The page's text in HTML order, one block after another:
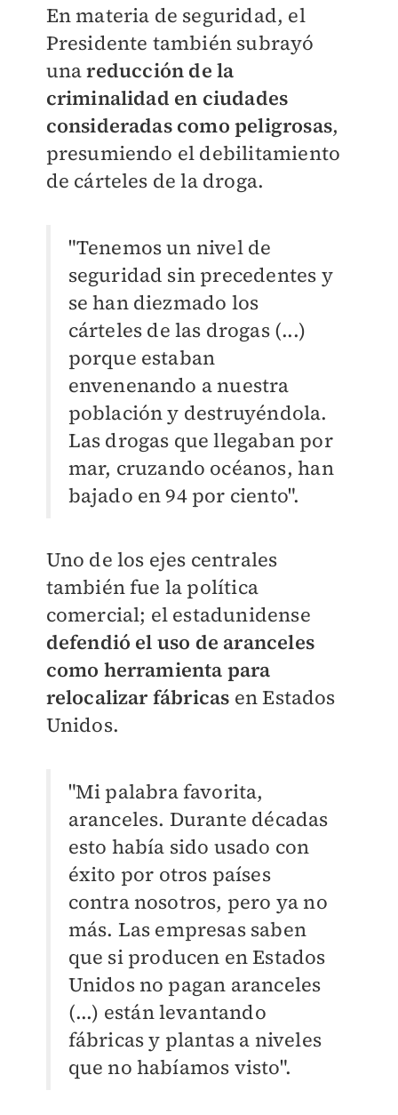
En materia de seguridad, el
Presidente también subrayó
unareducción de la
criminalidad en ciudades
consideradas como peligrosas,
presumiendo el debilitamiento
de cárteles de la droga.
"Tenemos un nivel de
seguridad sin precedentes y
se han diezmado los
cárteles de las drogas (...)
porque estaban
envenenando a nuestra
población y destruyéndola.
Las drogas que llegaban por
mar, cruzando océanos, han
bajado en 94 por ciento".
Uno de los ejes centrales
también fue la política
comercial; el estadunidense
defendió el uso de aranceles
como herramienta para
relocalizar fábricas en Estados
Unidos.
"Mi palabra favorita,
aranceles. Durante décadas
esto había sido usado con
éxito por otros países
contra nosotros, pero ya no
más. Las empresas saben
que si producen en Estados
Unidos no pagan aranceles
(...) están levantando
fábricas y plantas a niveles
que no habíamos visto".